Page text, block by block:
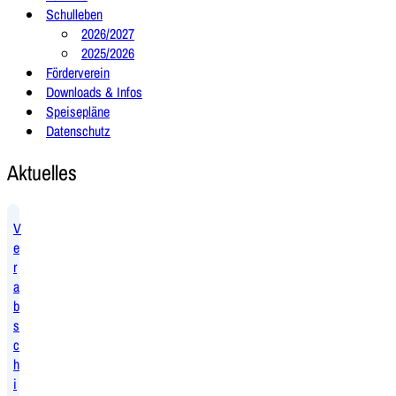
Schulleben
2026/2027
2025/2026
Förderverein
Downloads & Infos
Speisepläne
Datenschutz
Aktuelles
V
e
r
a
b
s
c
h
i